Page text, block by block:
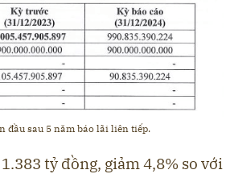
đầu sau 5 năm báo lãi liên tiếp.
tỷ đồng, giảm 4,8% so với